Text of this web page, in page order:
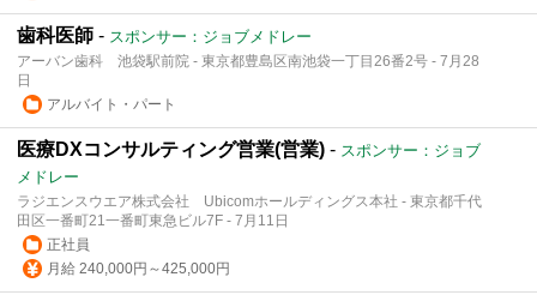
歯科医師 - スポンサー：ジョブメドレー
アーバン歯科 池袋駅前院 - 東京都豊島区南池袋一丁目26番2号 - 7月28
日
アルバイト・パート
医療DXコンサルティング営業(営業) - スポンサー：ジョブ
メドレー
ラジエンスウエア株式会社 Ubicomホールディングス本社 - 東京都千代
田区一番町21一番町東急ビル7F - 7月11日
正社員
月給 240,000円～425,000円